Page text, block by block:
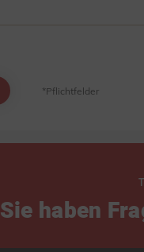
*Pflichtfelder
Sie haben